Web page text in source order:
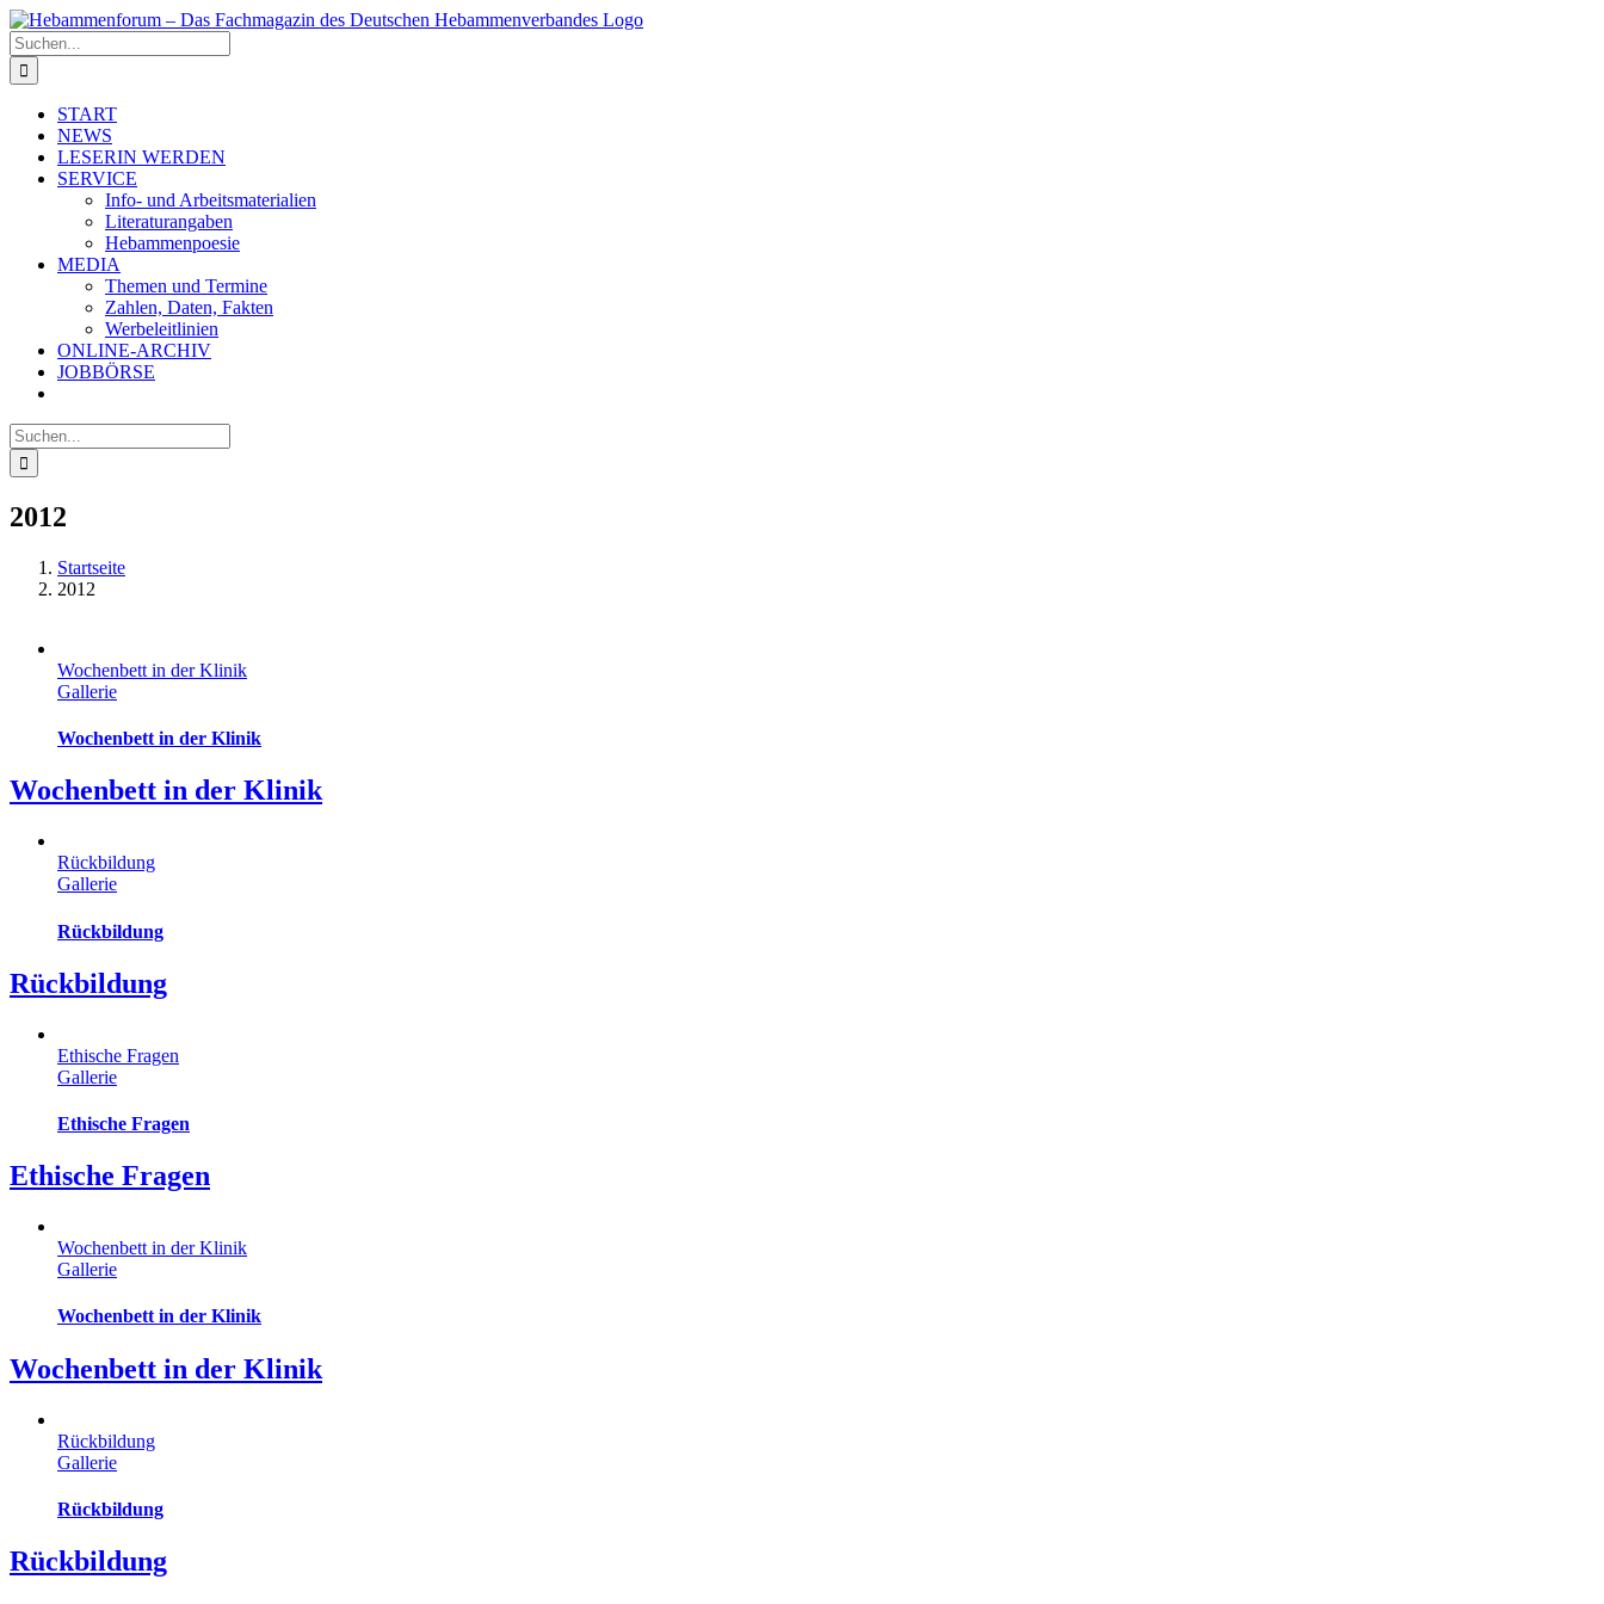
Zum
Inhalt
springen
Suche
nach:
START
NEWS
LESERIN WERDEN
SERVICE
Info- und Arbeitsmaterialien
Literaturangaben
Hebammenpoesie
MEDIA
Themen und Termine
Zahlen, Daten, Fakten
Werbeleitlinien
ONLINE-ARCHIV
JOBBÖRSE
Suche
nach:
2012
Startseite
2012
Wochenbett in der Klinik
Gallerie
Wochenbett in der Klinik
Wochenbett in der Klinik
Rückbildung
Gallerie
Rückbildung
Rückbildung
Ethische Fragen
Gallerie
Ethische Fragen
Ethische Fragen
Wochenbett in der Klinik
Gallerie
Wochenbett in der Klinik
Wochenbett in der Klinik
Rückbildung
Gallerie
Rückbildung
Rückbildung